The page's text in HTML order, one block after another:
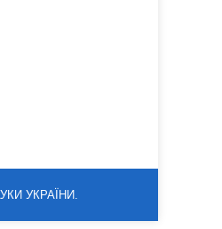
УКРАЇНИ.